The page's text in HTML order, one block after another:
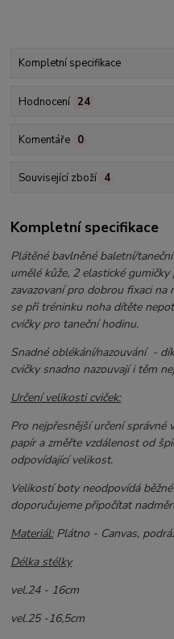
Kompletní specifikace
Hodnocení 24
Komentáře 0
Související zboží 4
Kompletní specifikace
Plátěné bavlněné baletní/
umělé kůže, 2 elastické
zavazovaní pro dobrou fixaci
se při tréninku noha dítěte
cvičky pro taneční hodinu.
Snadné oblékání/nazouvání - d
cvičky snadno nazouvají i těm
Určení velikosti cviček:
Pro nejpřesnější určení
papír a změřte vzdálenost od
odpovídající velikost.
Velikostí boty neodpovídá
doporučujeme připočítat
Materiál:Plátno - Canvas,
Délka stélky
vel.24 - 16cm
vel.25 -16,5cm